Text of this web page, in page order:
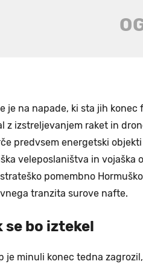
je na napade, ki sta jih
z izstreljevanjem raket in
predvsem energetski
veleposlaništva in vojaška
pomembno
tranzita surove nafte.
se bo iztekel
je minuli konec tedna